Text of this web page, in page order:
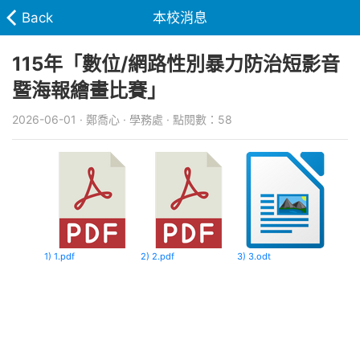
Back 本校消息
115年「數位/網路性別暴力防治短影音
暨海報繪畫比賽」
2026-06-01 · 鄭喬心 · 學務處 · 點閱數：58
1) 1.pdf 2) 2.pdf 3) 3.odt